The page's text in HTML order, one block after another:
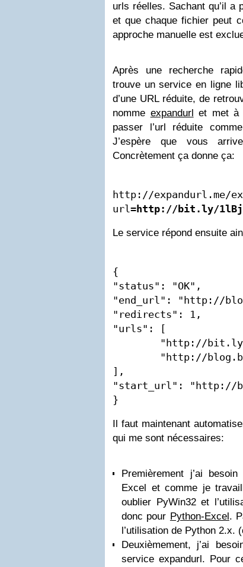
urls réelles. Sachant qu’il
et que chaque fichier peut
approche manuelle est
Après une recherche
trouve un service en ligne
d’une URL réduite, de
nomme expandurl et met à
passer l’url réduite
J’espère que vous
Concrètement ça donne ça:
http://expandurl.me/
url=
Le service répond ensuite
{
"status": "OK",
"end_url": "http://
"redirects": 1,
"urls": [
],
"start_url": "http://
}
Il faut maintenant
qui me sont nécessaires:
Premièrement j’ai
Excel et comme je
oublier PyWin32 et
donc pour Python-Excel.
l’utilisation de Python 2.x.
Deuxièmement, j’ai
service expandurl. Pour